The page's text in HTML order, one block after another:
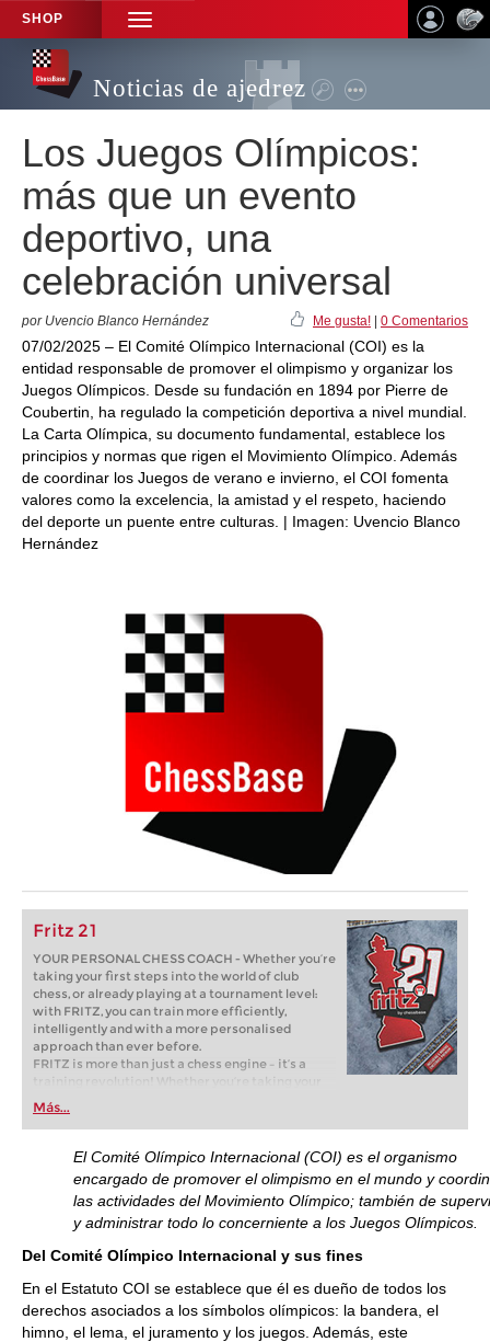
SHOP
TOGGLE
NAVIGATION
Noticias de ajedrez
Los Juegos Olímpicos:
más que un evento
deportivo, una
celebración universal
por Uvencio Blanco Hernández Me gusta! 0 Comentarios
07/02/2025 – El Comité Olímpico Internacional (COI) es la
entidad responsable de promover el olimpismo y organizar los
Juegos Olímpicos. Desde su fundación en 1894 por Pierre de
Coubertin, ha regulado la competición deportiva a nivel mundial.
La Carta Olímpica, su documento fundamental, establece los
principios y normas que rigen el Movimiento Olímpico. Además
de coordinar los Juegos de verano e invierno, el COI fomenta
valores como la excelencia, la amistad y el respeto, haciendo
del deporte un puente entre culturas. | Imagen: Uvencio Blanco
Hernández
Fritz 21
YOUR PERSONAL CHESS COACH - Whether you’re
taking your first steps into the world of club
chess, or already playing at a tournament level:
with FRITZ, you can train more efficiently,
intelligently and with a more personalised
approach than ever before.
FRITZ is more than just a chess engine – it’s a
training revolution! Whether you’re taking your
first steps into the world of club chess, or already
playing at a tournament level: with FRITZ, you can
train more efficiently, intelligently and with a
more personalised approach than ever before.
Más...
ElComité Olímpico Internacional (COI) es el organismo
encargado de promover el olimpismo en el mundo y
las actividades del Movimiento Olímpico; también de
y administrar todo lo concerniente a los Juegos Olímpicos.
Del Comité Olímpico Internacional y sus fines
En el Estatuto COI se establece que él es dueño de todos los
derechos asociados a los símbolos olímpicos: la bandera, el
himno, el lema, el juramento y los juegos. Además, este